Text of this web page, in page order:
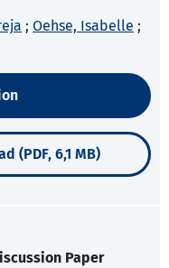
; Oehse, Isabelle ;
(PDF, 6,1 MB)
Paper